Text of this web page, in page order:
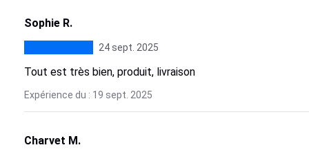
Sophie R.
24 sept. 2025
Tout est très bien, produit, livraison
Expérience du : 19 sept. 2025
Charvet M.